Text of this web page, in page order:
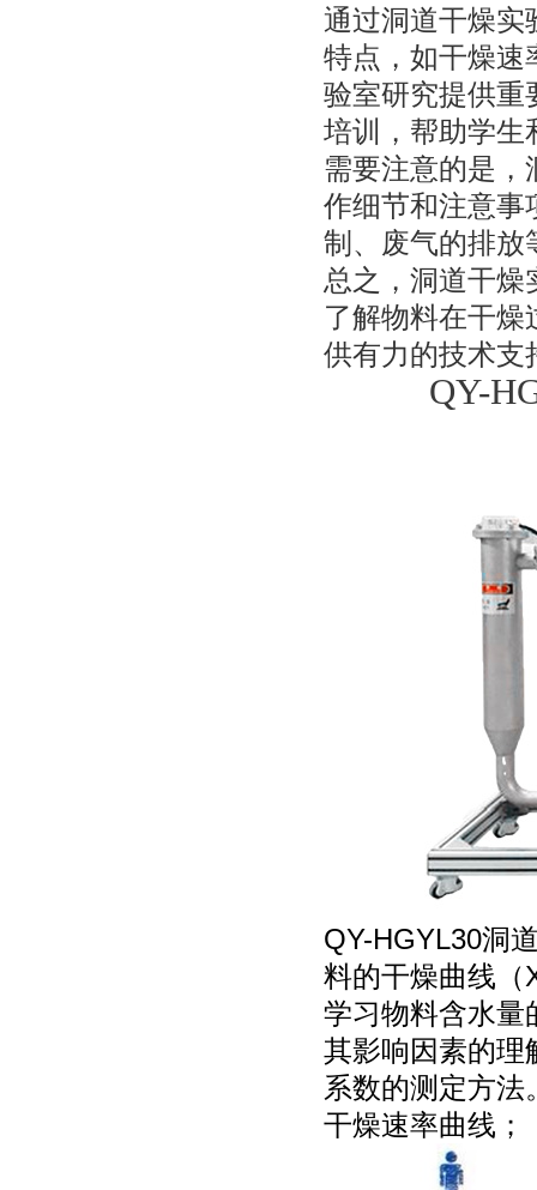
通过洞道干燥实
特点，如干燥速
验室研究提供重
培训，帮助学生
需要注意的是，
作细节和注意事
制、废气的排放
总之，洞道干燥
了解物料在干
供有力的技术支
QY-
QY-HGYL30洞
料的干燥曲线（
学习物料含水量
其影响因素的理
系数的测定方
干燥速率曲线；